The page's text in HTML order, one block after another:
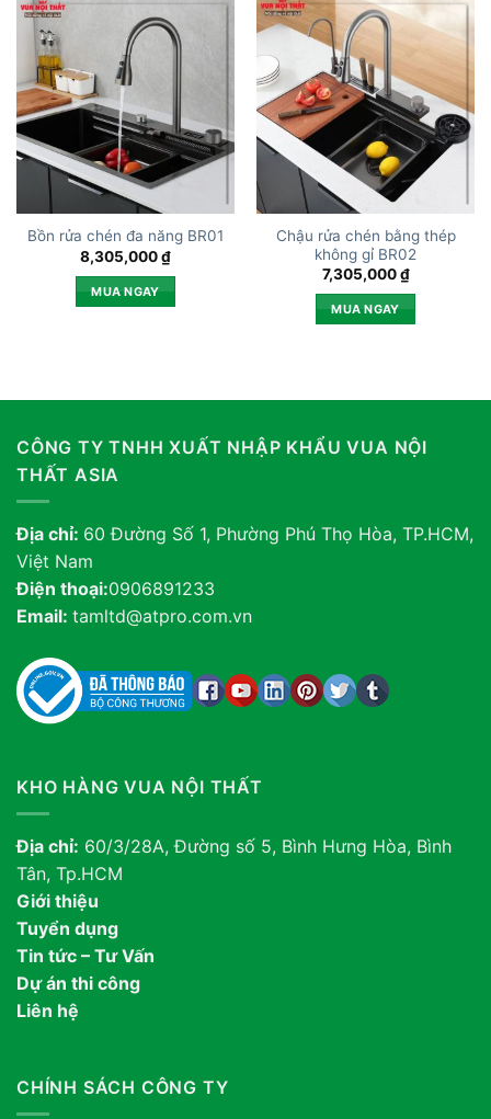
Bồn rửa chén đa năng BR01
8,305,000₫
MUA NGAY
Chậu rửa chén bằng thép
không gỉ BR02
7,305,000₫
MUA NGAY
CÔNG TY TNHH XUẤT NHẬP KHẨU VUA NỘI
THẤT ASIA
Địa chỉ: 60 Đường Số 1, Phường Phú Thọ Hòa, TP.HCM,
Việt Nam
Điện thoại:0906891233
Email: tamltd@atpro.com.vn
KHO HÀNG VUA NỘI THẤT
Địa chỉ: 60/3/28A, Đường số 5, Bình Hưng Hòa, Bình
Tân, Tp.HCM
Giới thiệu
Tuyển dụng
Tin tức – Tư Vấn
Dự án thi công
Liên hệ
CHÍNH SÁCH CÔNG TY